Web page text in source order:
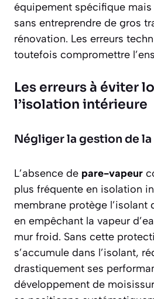
équipement spécifique mais
sans entreprendre de gros
rénovation. Les erreurs
toutefois compromettre
Les erreurs à éviter
l’isolation intérieure
Négliger la gestion de la
L’absence de pare-vapeur
plus fréquente en isolation
membrane protège l’isolant
en empêchant la vapeur
mur froid. Sans cette
s’accumule dans l’isolant,
drastiquement ses
développement de